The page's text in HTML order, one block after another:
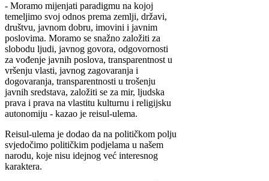
- Moramo mijenjati paradigmu na kojoj
temeljimo svoj odnos prema zemlji, državi,
društvu, javnom dobru, imovini i javnim
poslovima. Moramo se snažno založiti za
slobodu ljudi, javnog govora, odgovornosti
za vođenje javnih poslova, transparentnost u
vršenju vlasti, javnog zagovaranja i
dogovaranja, transparentnosti u trošenju
javnih sredstava, založiti se za mir, ljudska
prava i prava na vlastitu kulturnu i religijsku
autonomiju - kazao je reisul-ulema.
Reisul-ulema je dodao da na političkom polju
svjedočimo političkim podjelama u našem
narodu, koje nisu idejnog već interesnog
karaktera.